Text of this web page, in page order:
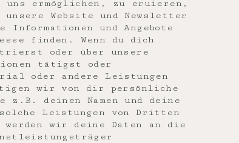
uns ermöglichen, zu eruieren,
Website und Newsletter
Informationen und Angebote
finden. Wenn du dich
oder über unsere
tätigst oder
oder andere Leistungen
wir von dir persönliche
z.B. deinen Namen und deine
Leistungen von Dritten
werden wir deine Daten an die